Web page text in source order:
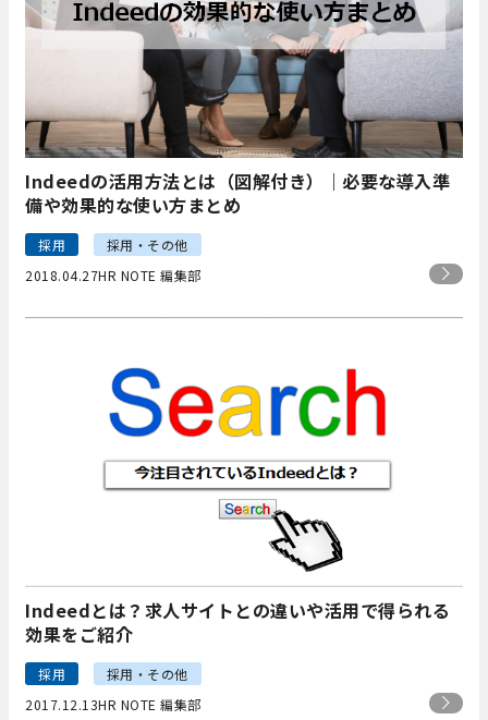
Indeedの活用方法とは（図解付き）｜必要な導入準
備や効果的な使い方まとめ
採用
採用・その他
2018.04.27HR NOTE 編集部
Indeedとは？求人サイトとの違いや活用で得られる
効果をご紹介
採用
採用・その他
2017.12.13HR NOTE 編集部